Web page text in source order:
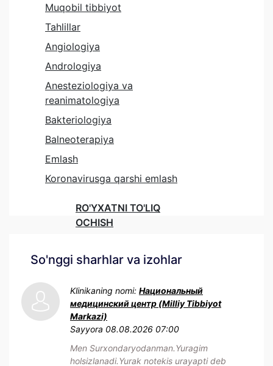
Muqobil tibbiyot
Tahlillar
Angiologiya
Andrologiya
Anesteziologiya va
reanimatologiya
Bakteriologiya
Balneoterapiya
Emlash
Koronavirusga qarshi emlash
RO'YXATNI TO'LIQ
OCHISH
So'nggi sharhlar va izohlar
Klinikaning nomi: Национальный
медицинский центр (Milliy Tibbiyot
Markazi)
Sayyora 08.08.2026 07:00
Men Surxondaryodanman.Yuragim
holsizlanadi.Yurak notekis urayapti deb